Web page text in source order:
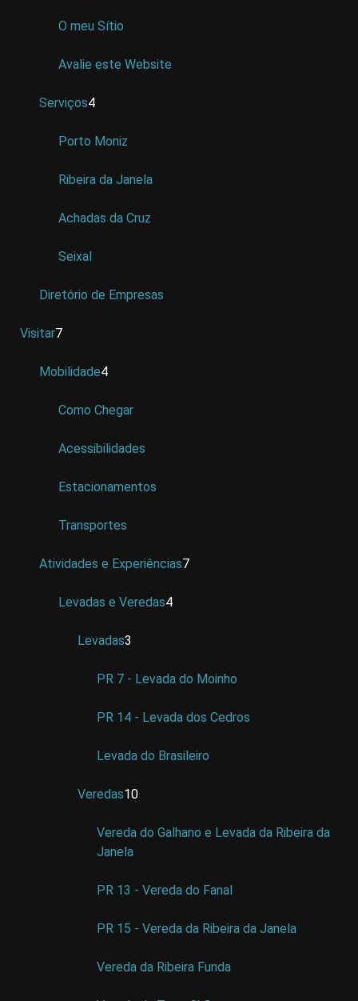
O meu Sítio
Avalie este Website
Serviços4
Porto Moniz
Ribeira da Janela
Achadas da Cruz
Seixal
Diretório de Empresas
Visitar7
Mobilidade4
Como Chegar
Acessibilidades
Estacionamentos
Transportes
Atividades e Experiências7
Levadas e Veredas4
Levadas3
PR 7 - Levada do Moinho
PR 14 - Levada dos Cedros
Levada do Brasileiro
Veredas10
Vereda do Galhano e Levada da Ribeira da
Janela
PR 13 - Vereda do Fanal
PR 15 - Vereda da Ribeira da Janela
Vereda da Ribeira Funda